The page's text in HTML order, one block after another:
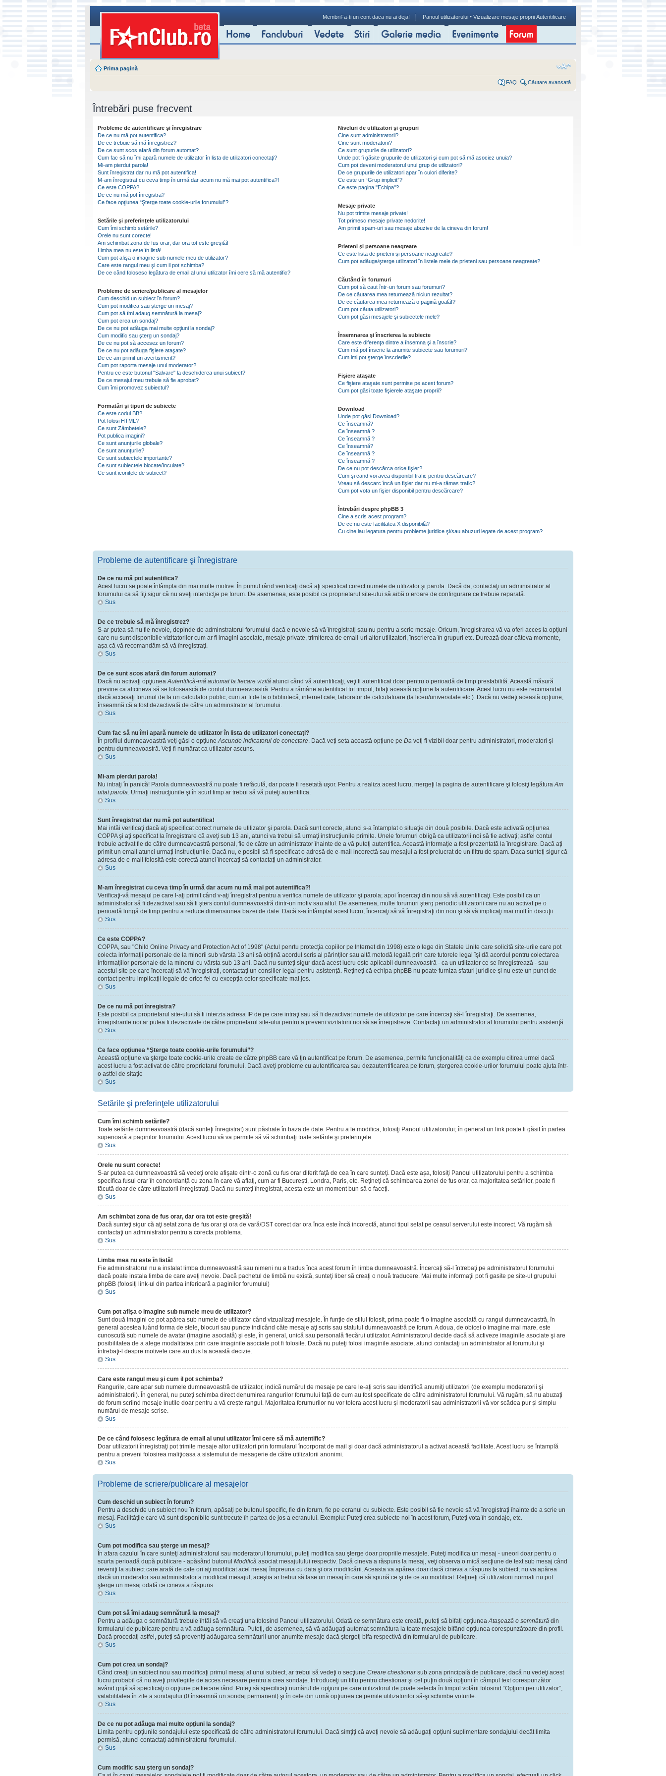
MembriFa-ti un cont daca nu ai deja! Panoul utilizatorului • Vizualizare mesaje proprii Autentificare
Prima pagină
FAQ Căutare avansată
Întrebări puse frecvent
Probleme de autentificare şi înregistrare
De ce nu mă pot autentifica?
De ce trebuie să mă înregistrez?
De ce sunt scos afară din forum automat?
Cum fac să nu îmi apară numele de utilizator în lista de utilizatori conectaţi?
Mi-am pierdut parola!
Sunt înregistrat dar nu mă pot autentifica!
M-am înregistrat cu ceva timp în urmă dar acum nu mă mai pot autentifica?!
Ce este COPPA?
De ce nu mă pot înregistra?
Ce face opţiunea “Şterge toate cookie-urile forumului”?
Setările şi preferinţele utilizatorului
Cum îmi schimb setările?
Orele nu sunt corecte!
Am schimbat zona de fus orar, dar ora tot este greşită!
Limba mea nu este în listă!
Cum pot afişa o imagine sub numele meu de utilizator?
Care este rangul meu şi cum il pot schimba?
De ce când folosesc legătura de email al unui utilizator îmi cere să mă autentific?
Probleme de scriere/publicare al mesajelor
Cum deschid un subiect în forum?
Cum pot modifica sau şterge un mesaj?
Cum pot să îmi adaug semnătură la mesaj?
Cum pot crea un sondaj?
De ce nu pot adăuga mai multe opţiuni la sondaj?
Cum modific sau şterg un sondaj?
De ce nu pot să accesez un forum?
De ce nu pot adăuga fişiere ataşate?
De ce am primit un avertisment?
Cum pot raporta mesaje unui moderator?
Pentru ce este butonul "Salvare" la deschiderea unui subiect?
De ce mesajul meu trebuie să fie aprobat?
Cum îmi promovez subiectul?
Formatări şi tipuri de subiecte
Ce este codul BB?
Pot folosi HTML?
Ce sunt Zâmbetele?
Pot publica imagini?
Ce sunt anunţurile globale?
Ce sunt anunţurile?
Ce sunt subiectele importante?
Ce sunt subiectele blocate/încuiate?
Ce sunt iconiţele de subiect?
Niveluri de utilizatori şi grupuri
Cine sunt administratorii?
Cine sunt moderatorii?
Ce sunt grupurile de utilizatori?
Unde pot fi găsite grupurile de utilizatori şi cum pot să mă asociez unuia?
Cum pot deveni moderatorul unui grup de utilizatori?
De ce grupurile de utilizatori apar în culori diferite?
Ce este un “Grup implicit”?
Ce este pagina "Echipa"?
Mesaje private
Nu pot trimite mesaje private!
Tot primesc mesaje private nedorite!
Am primit spam-uri sau mesaje abuzive de la cineva din forum!
Prieteni şi persoane neagreate
Ce este lista de prieteni şi persoane neagreate?
Cum pot adăuga/şterge utilizatori în listele mele de prieteni sau persoane neagreate?
Căutând în forumuri
Cum pot să caut într-un forum sau forumuri?
De ce căutarea mea returnează niciun rezultat?
De ce căutarea mea returnează o pagină goală!?
Cum pot căuta utilizatori?
Cum pot găsi mesajele şi subiectele mele?
Însemnarea şi înscrierea la subiecte
Care este diferenţa dintre a însemna şi a înscrie?
Cum mă pot înscrie la anumite subiecte sau forumuri?
Cum imi pot şterge înscrierile?
Fişiere ataşate
Ce fişiere ataşate sunt permise pe acest forum?
Cum pot găsi toate fişierele ataşate proprii?
Download
Unde pot găsi Download?
Ce înseamnă?
Ce înseamnă ?
Ce înseamnă ?
Ce înseamnă?
Ce înseamnă ?
Ce înseamnă ?
De ce nu pot descărca orice fişier?
Cum şi cand voi avea disponibil trafic pentru descărcare?
Vreau să descarc încă un fişier dar nu mi-a rămas trafic?
Cum pot vota un fişier disponibil pentru descărcare?
Întrebări despre phpBB 3
Cine a scris acest program?
De ce nu este facilitatea X disponibilă?
Cu cine iau legatura pentru probleme juridice şi/sau abuzuri legate de acest program?
Probleme de autentificare şi înregistrare
De ce nu mă pot autentifica?
Acest lucru se poate întâmpla din mai multe motive. În primul rând verificaţi dacă aţi specificat corect numele de utilizator şi parola. Dacă da, contactaţi un administrator al
forumului ca să fiţi sigur că nu aveţi interdicţie pe forum. De asemenea, este posibil ca proprietarul site-ului să aibă o eroare de confirgurare ce trebuie reparată.
Sus
De ce trebuie să mă înregistrez?
S-ar putea să nu fie nevoie, depinde de adminstratorul forumului dacă e nevoie să vă înregistraţi sau nu pentru a scrie mesaje. Oricum, înregistrarea vă va oferi acces la opţiuni
care nu sunt disponibile vizitatorilor cum ar fi imagini asociate, mesaje private, trimiterea de email-uri altor utilizatori, înscrierea în grupuri etc. Durează doar câteva momente,
aşa că vă recomandăm să vă înregistraţi.
Sus
De ce sunt scos afară din forum automat?
Dacă nu activaţi opţiuneaAutentifică-mă automat la fiecare vizită atunci când vă autentificaţi, veţi fi autentificat doar pentru o perioadă de timp prestabilită. Această măsură
previne ca altcineva să se folosească de contul dumneavoastră. Pentru a rămâne autentificat tot timpul, bifaţi această opţiune la autentificare. Acest lucru nu este recomandat
dacă accesaţi forumul de la un calculator public, cum ar fi de la o bibliotecă, internet cafe, laborator de calculatoare (la liceu/universitate etc.). Dacă nu vedeţi această opţiune,
înseamnă că a fost dezactivată de către un adminstrator al forumului.
Sus
Cum fac să nu îmi apară numele de utilizator în lista de utilizatori conectaţi?
În profilul dumneavoastră veţi găsi o opţiuneAscunde indicatorul de conectare. Dacă veţi seta această opţiune pe Da veţi fi vizibil doar pentru administratori, moderatori şi
pentru dumneavoastră. Veţi fi numărat ca utilizator ascuns.
Sus
Mi-am pierdut parola!
Nu intraţi în panică! Parola dumneavoastră nu poate fi refăcută, dar poate fi resetată uşor. Pentru a realiza acest lucru, mergeţi la pagina de autentificare şi folosiţi legăturaAm
uitat parola. Urmaţi instrucţiunile şi în scurt timp ar trebui să vă puteţi autentifica.
Sus
Sunt înregistrat dar nu mă pot autentifica!
Mai intâi verificaţi dacă aţi specificat corect numele de utilizator şi parola. Dacă sunt corecte, atunci s-a întamplat o situaţie din două posibile. Dacă este activată opţiunea
COPPA şi aţi specificat la înregistrare că aveţi sub 13 ani, atunci va trebui să urmaţi instrucţiunile primite. Unele forumuri obligă ca utilizatorii noi să fie activaţi; astfel contul
trebuie activat fie de către dumneavoastră personal, fie de către un administrator înainte de a vă puteţi autentifica. Această informaţie a fost prezentată la înregistrare. Dacă aţi
primit un email atunci urmaţi instrucţiunile. Dacă nu, e posibil să fi specificat o adresă de e-mail incorectă sau mesajul a fost prelucrat de un filtru de spam. Daca sunteţi sigur că
adresa de e-mail folosită este corectă atunci încercaţi să contactaţi un administrator.
Sus
M-am înregistrat cu ceva timp în urmă dar acum nu mă mai pot autentifica?!
Verificaţi-vă mesajul pe care l-aţi primit când v-aţi înregistrat pentru a verifica numele de utilizator şi parola; apoi încercaţi din nou să vă autentificaţi. Este posibil ca un
administrator să fi dezactivat sau să fi şters contul dumneavoastră dintr-un motiv sau altul. De asemenea, multe forumuri şterg periodic utilizatorii care nu au activat pe o
perioadă lungă de timp pentru a reduce dimensiunea bazei de date. Dacă s-a întâmplat acest lucru, încercaţi să vă înregistraţi din nou şi să vă implicaţi mai mult în discuţii.
Sus
Ce este COPPA?
COPPA, sau "Child Online Privacy and Protection Act of 1998" (Actul penrtu protecţia copiilor pe Internet din 1998) este o lege din Statele Unite care solicită site-urile care pot
colecta informaţii personale de la minorii sub vârsta 13 ani să obţină acordul scris al părinţilor sau altă metodă legală prin care tutorele legal îşi dă acordul pentru colectarea
informaţiilor personale de la minorul cu vârsta sub 13 ani. Dacă nu sunteţi sigur dacă acest lucru este aplicabil dumneavoastră - ca un utilizator ce se înregistrează - sau
acestui site pe care încercaţi să vă înregistraţi, contactaţi un consilier legal pentru asistenţă. Reţineţi că echipa phpBB nu poate furniza sfaturi juridice şi nu este un punct de
contact pentru implicaţii legale de orice fel cu excepţia celor specificate mai jos.
Sus
De ce nu mă pot înregistra?
Este posibil ca proprietarul site-ului să fi interzis adresa IP de pe care intraţi sau să fi dezactivat numele de utilizator pe care încercaţi să-l înregistraţi. De asemenea,
înregistrarile noi ar putea fi dezactivate de către proprietarul site-ului pentru a preveni vizitatorii noi să se înregistreze. Contactaţi un administrator al forumului pentru asistenţă.
Sus
Ce face opţiunea “Şterge toate cookie-urile forumului”?
Această opţiune va şterge toate cookie-urile create de către phpBB care vă ţin autentificat pe forum. De asemenea, permite funcţionalităţi ca de exemplu citirea urmei dacă
acest lucru a fost activat de către proprietarul forumului. Dacă aveţi probleme cu autentificarea sau dezautentificarea pe forum, ştergerea cookie-urilor forumului poate ajuta într-
o astfel de sitaţie
Sus
Setările şi preferinţele utilizatorului
Cum îmi schimb setările?
Toate setările dumneavoastră (dacă sunteţi înregistrat) sunt păstrate în baza de date. Pentru a le modifica, folosiţi Panoul utilizatorului; în general un link poate fi găsit în partea
superioară a paginilor forumului. Acest lucru vă va permite să vă schimbaţi toate setările şi preferinţele.
Sus
Orele nu sunt corecte!
S-ar putea ca dumneavoastră să vedeţi orele afişate dintr-o zonă cu fus orar diferit faţă de cea în care sunteţi. Dacă este aşa, folosiţi Panoul utilizatorului pentru a schimba
specifica fusul orar în concordanţă cu zona în care vă aflaţi, cum ar fi Bucureşti, Londra, Paris, etc. Reţineţi că schimbarea zonei de fus orar, ca majoritatea setărilor, poate fi
făcută doar de către utilizatorii înregistraţi. Dacă nu sunteţi înregistrat, acesta este un moment bun să o faceţi.
Sus
Am schimbat zona de fus orar, dar ora tot este greşită!
Dacă sunteţi sigur că aţi setat zona de fus orar şi ora de vară/DST corect dar ora înca este încă incorectă, atunci tipul setat pe ceasul serverului este incorect. Vă rugăm să
contactaţi un administrator pentru a corecta problema.
Sus
Limba mea nu este în listă!
Fie administratorul nu a instalat limba dumneavoastră sau nimeni nu a tradus înca acest forum în limba dumneavoastră. Încercaţi să-l întrebaţi pe administratorul forumului
dacă poate instala limba de care aveţi nevoie. Dacă pachetul de limbă nu există, sunteţi liber să creaţi o nouă traducere. Mai multe informaţii pot fi gasite pe site-ul grupului
phpBB (folosiţi link-ul din partea inferioară a paginilor forumului)
Sus
Cum pot afişa o imagine sub numele meu de utilizator?
Sunt două imagini ce pot apărea sub numele de utilizator când vizualizaţi mesajele. În funţie de stilul folosit, prima poate fi o imagine asociată cu rangul dumneavoastră, în
general acestea luând forma de stele, blocuri sau puncte indicând câte mesaje aţi scris sau statutul dumneavoastră pe forum. A doua, de obicei o imagine mai mare, este
cunoscută sub numele de avatar (imagine asociată) şi este, în general, unică sau personală fiecărui utilizator. Administratorul decide dacă să activeze imaginile asociate şi are
posibilitatea de a alege modalitatea prin care imaginile asociate pot fi folosite. Dacă nu puteţi folosi imaginile asociate, atunci contactaţi un administrator al forumului şi
întrebaţi-l despre motivele care au dus la această decizie.
Sus
Care este rangul meu şi cum il pot schimba?
Rangurile, care apar sub numele dumneavoastră de utilizator, indică numărul de mesaje pe care le-aţi scris sau identifică anumiţi utilizatori (de exemplu moderatorii şi
administratorii). În general, nu puteţi schimba direct denumirea rangurilor forumului faţă de cum au fost specificate de către administratorul forumului. Vă rugăm, să nu abuzaţi
de forum scriind mesaje inutile doar pentru a vă creşte rangul. Majoritatea forumurilor nu vor tolera acest lucru şi moderatorii sau administratorii vă vor scădea pur şi simplu
numărul de mesaje scrise.
Sus
De ce când folosesc legătura de email al unui utilizator îmi cere să mă autentific?
Doar utilizatorii înregistraţi pot trimite mesaje altor utilizatori prin formularul încorporat de mail şi doar dacă administratorul a activat această facilitate. Acest lucru se întamplă
pentru a preveni folosirea maliţioasa a sistemului de mesagerie de către utilizatorii anonimi.
Sus
Probleme de scriere/publicare al mesajelor
Cum deschid un subiect în forum?
Pentru a deschide un subiect nou în forum, apăsaţi pe butonul specific, fie din forum, fie pe ecranul cu subiecte. Este posibil să fie nevoie să vă înregistraţi înainte de a scrie un
mesaj. Facilităţile care vă sunt disponibile sunt trecute în partea de jos a ecranului. Exemplu: Puteţi crea subiecte noi în acest forum, Puteţi vota în sondaje, etc.
Sus
Cum pot modifica sau şterge un mesaj?
În afara cazului în care sunteţi administratorul sau moderatorul forumului, puteţi modifica sau şterge doar propriile mesajele. Puteţi modifica un mesaj - uneori doar pentru o
scurta perioadă după publicare - apăsând butonul Modifică asociat mesajulului respectiv. Dacă cineva a răspuns la mesaj, veţi observa o mică secţiune de text sub mesaj când
reveniţi la subiect care arată de cate ori aţi modificat acel mesaj împreuna cu data şi ora modificării. Aceasta va apărea doar dacă cineva a răspuns la subiect; nu va apărea
dacă un moderator sau administrator a modificat mesajul, aceştia ar trebui să lase un mesaj în care să spună ce şi de ce au modificat. Reţineţi că utilizatorii normali nu pot
şterge un mesaj odată ce cineva a răspuns.
Sus
Cum pot să îmi adaug semnătură la mesaj?
Pentru a adăuga o semnătură trebuie întâi să vă creaţi una folosind Panoul utilizatorului. Odată ce semnătura este creată, puteţi să bifaţi opţiuneaAtaşează o semnătură din
formularul de publicare pentru a vă adăuga semnătura. Puteţi, de asemenea, să vă adăugaţi automat semnătura la toate mesajele bifând opţiunea corespunzătoare din profil.
Dacă procedaţi astfel, puteţi să preveniţi adăugarea semnăturii unor anumite mesaje dacă ştergeţi bifa respectivă din formularul de publicare.
Sus
Cum pot crea un sondaj?
Când creaţi un subiect nou sau modificaţi primul mesaj al unui subiect, ar trebui să vedeţi o secţiune Creare chestionarsub zona principală de publicare; dacă nu vedeţi acest
lucru probabil că nu aveţi privilegiile de acces necesare pentru a crea sondaje. Introduceţi un titlu pentru chestionar şi cel puţin două opţiuni în câmpul text corespunzător
având grijă să specificaţi o opţiune pe fiecare rând. Puteţi să specificaţi numărul de opţiuni pe care utilizatorul de poate selecta în timpul votării folosind “Opţiuni per utilizator”,
valabilitatea în zile a sondajului (0 înseamnă un sondaj permanent) şi în cele din urmă opţiunea ce pemite utilizatorilor să-şi schimbe voturile.
Sus
De ce nu pot adăuga mai multe opţiuni la sondaj?
Limita pentru opţiunile sondajului este specificată de către administratorul forumului. Dacă simţiţi că aveţi nevoie să adăugaţi opţiuni suplimentare sondajului decât limita
permisă, atunci contactaţi administratorul forumului.
Sus
Cum modific sau şterg un sondaj?